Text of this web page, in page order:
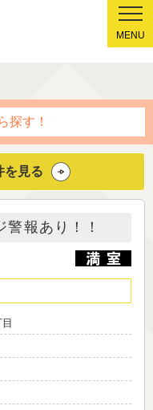
MENU
探す！
を見る
報あり！！